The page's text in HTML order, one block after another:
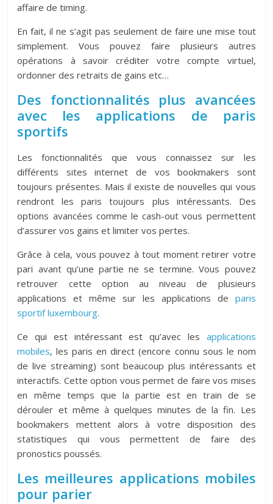
affaire de timing.
En fait, il ne s’agit pas seulement de faire une mise tout
simplement. Vous pouvez faire plusieurs autres
opérations à savoir créditer votre compte virtuel,
ordonner des retraits de gains etc…
Des fonctionnalités plus avancées
avec les applications de paris
sportifs
Les fonctionnalités que vous connaissez sur les
différents sites internet de vos bookmakers sont
toujours présentes. Mais il existe de nouvelles qui vous
rendront les paris toujours plus intéressants. Des
options avancées comme le cash-out vous permettent
d’assurer vos gains et limiter vos pertes.
Grâce à cela, vous pouvez à tout moment retirer votre
pari avant qu’une partie ne se termine. Vous pouvez
retrouver cette option au niveau de plusieurs
applications et même sur les applications de paris
sportif luxembourg.
Ce qui est intéressant est qu’avec les applications
mobiles, les paris en direct (encore connu sous le nom
de live streaming) sont beaucoup plus intéressants et
interactifs. Cette option vous permet de faire vos mises
en même temps que la partie est en train de se
dérouler et même à quelques minutes de la fin. Les
bookmakers mettent alors à votre disposition des
statistiques qui vous permettent de faire des
pronostics poussés.
Les meilleures applications mobiles
pour parier